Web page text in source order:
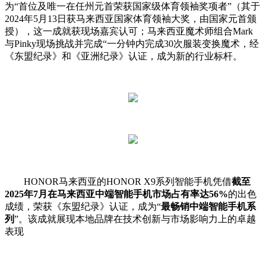
为“首位及唯一在任州元首荣获国家级体育领袖奖项者”（其于
2024年5月13日获马来西亚国家体育领袖大奖，由国家元首颁
授），这一成就获现场嘉宾认可；马来西亚魔术师组合Mark
与Pinky现场挑战并完成“一分钟内完成30次服装变换魔术，经
《东盟纪录》和《亚洲纪录》认证，成为新的行业标杆。
HONOR马来西亚的HONOR X9系列智能手机凭借截至
2025年7月在马来西亚中端智能手机市场占有率达56%的出色
成绩，荣获《东盟纪录》认证，成为“最畅销中端智能手机系
列”。该成就展现本地品牌在技术创新与市场影响力上的卓越
表现